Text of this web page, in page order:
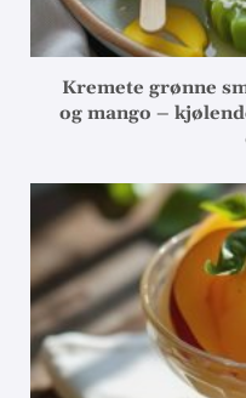
Kremete grønne
og mango –